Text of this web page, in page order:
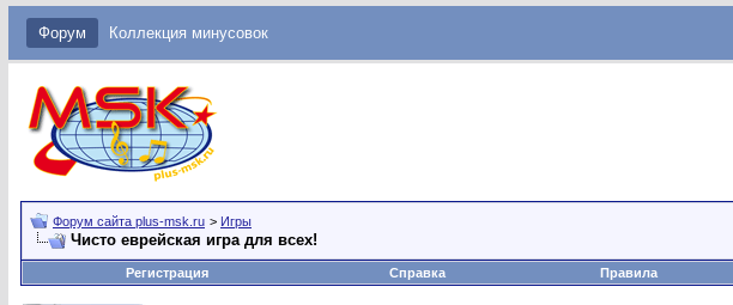
Форум Коллекция минусовок
Форум сайта plus-msk.ru > Игры
Чисто еврейская игра для всех!
Регистрация Справка Правила